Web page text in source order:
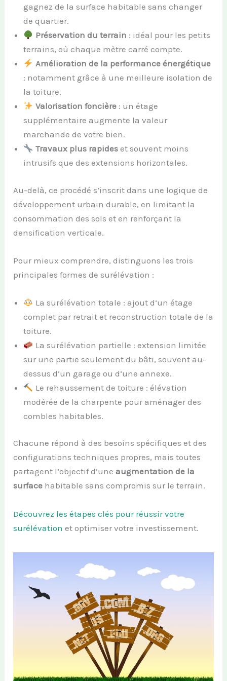
gagnez de la surface habitable sans changer
de quartier.
Préservation du terrain : idéal pour les petits
terrains, où chaque mètre carré compte.
Amélioration de la performance énergétique
: notamment grâce à une meilleure isolation de
la toiture.
Valorisation foncière: un étage
supplémentaire augmente la valeur
marchande de votre bien.
Travaux plus rapideset souvent moins
intrusifs que des extensions horizontales.
Au-delà, ce procédé s’inscrit dans une logique de
développement urbain durable, en limitant la
consommation des sols et en renforçant la
densification verticale.
Pour mieux comprendre, distinguons les trois
principales formes de surélévation :
La surélévation totale : ajout d’un étage
complet par retrait et reconstruction totale de la
toiture.
La surélévation partielle : extension limitée
sur une partie seulement du bâti, souvent au-
dessus d’un garage ou d’une annexe.
Le rehaussement de toiture : élévation
modérée de la charpente pour aménager des
combles habitables.
Chacune répond à des besoins spécifiques et des
configurations techniques propres, mais toutes
partagent l’objectif d’uneaugmentation de la
surface habitable sans compromis sur le terrain.
Découvrez les étapes clés pour réussir votre
surélévation et optimiser votre investissement.